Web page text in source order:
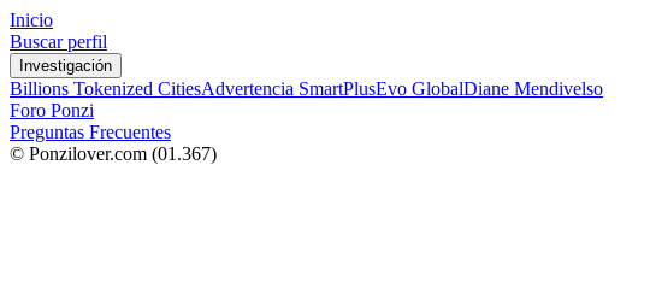
Inicio
Buscar perfil
Investigación
Billions Tokenized CitiesAdvertencia SmartPlusEvo GlobalDiane Mendivelso
Foro Ponzi
Preguntas Frecuentes
© Ponzilover.com (01.367)